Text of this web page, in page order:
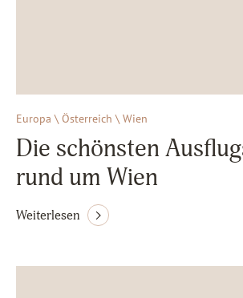
Europa \ Österreich \ Wien
Die schönsten
rund um Wien
Weiterlesen